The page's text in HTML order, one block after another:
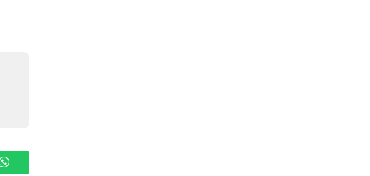
WhatsApp